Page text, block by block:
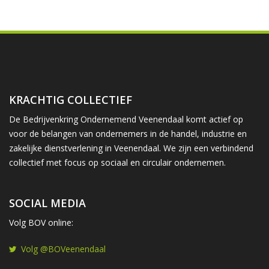
KRACHTIG COLLECTIEF
De Bedrijvenkring Ondernemend Veenendaal komt actief op
voor de belangen van ondernemers in de handel, industrie en
zakelijke dienstverlening in Veenendaal. We zijn een verbindend
collectief met focus op sociaal en circulair ondernemen.
SOCIAL MEDIA
Volg BOV online:
Volg @BOVeenendaal